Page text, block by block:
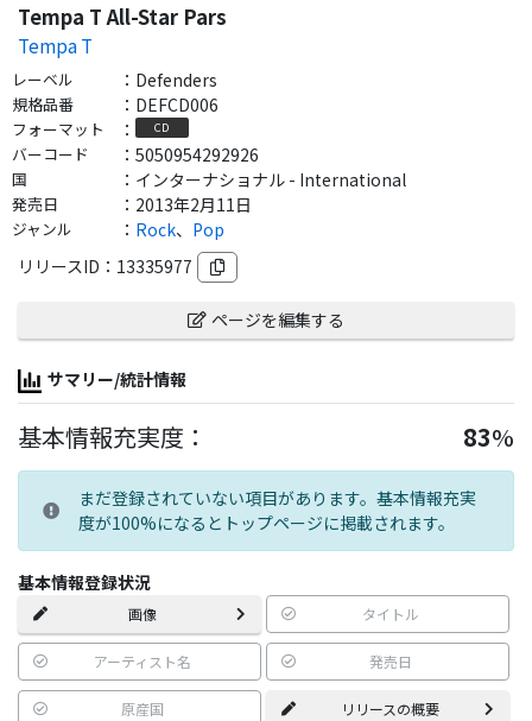
Tempa T All-Star Pars
Tempa T
レーベル ： Defenders
規格品番 ： DEFCD006
フォーマット ： CD
バーコード ： 5050954292926
国 ： インターナショナル - International
発売日 ： 2013年2月11日
ジャンル ： Rock、 Pop
リリースID： 13335977
ページを編集する
サマリー/統計情報
基本情報充実度： 83%
まだ登録されていない項目があります。基本情報充実
度が100%になるとトップページに掲載されます。
基本情報登録状況
画像 タイトル
アーティスト名 発売日
原産国 リリースの概要